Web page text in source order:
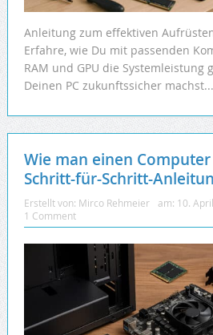
Anleitung zum effektiven
Erfahre, wie Du mit passenden
RAM und GPU die Systemleistung
Deinen PC zukunftssicher machst...
Wie man einen
Schritt-für-Schritt-
Erstellt von: Mirco Rehmeier am: 10.
1 Comment